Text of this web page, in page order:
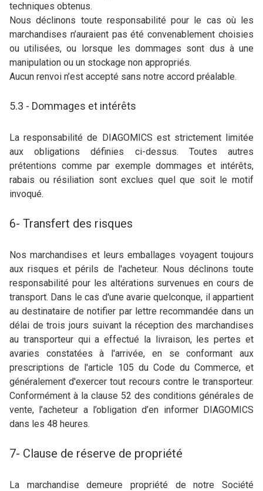
techniques obtenus.
Nous déclinons toute responsabilité pour le cas où les
marchandises n’auraient pas été convenablement choisies
ou utilisées, ou lorsque les dommages sont dus à une
manipulation ou un stockage non appropriés.
Aucun renvoi n’est accepté sans notre accord préalable.
5.3 - Dommages et intérêts
La responsabilité de DIAGOMICS est strictement limitée
aux obligations définies ci-dessus. Toutes autres
prétentions comme par exemple dommages et intérêts,
rabais ou résiliation sont exclues quel que soit le motif
invoqué.
6- Transfert des risques
Nos marchandises et leurs emballages voyagent toujours
aux risques et périls de l'acheteur. Nous déclinons toute
responsabilité pour les altérations survenues en cours de
transport. Dans le cas d'une avarie quelconque, il appartient
au destinataire de notifier par lettre recommandée dans un
délai de trois jours suivant la réception des marchandises
au transporteur qui a effectué la livraison, les pertes et
avaries constatées à l'arrivée, en se conformant aux
prescriptions de l'article 105 du Code du Commerce, et
généralement d'exercer tout recours contre le transporteur.
Conformément à la clause 52 des conditions générales de
vente, l’acheteur a l’obligation d’en informer DIAGOMICS
dans les 48 heures.
7- Clause de réserve de propriété
La marchandise demeure propriété de notre Société